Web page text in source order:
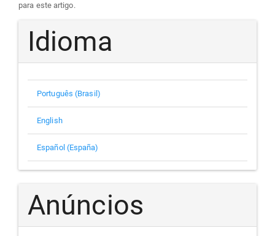
para este artigo.
Idioma
Português (Brasil)
English
Español (España)
Anúncios